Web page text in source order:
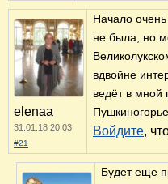
elenaa
31.01.18 20:03
#21
Начало
не была, но
вдвойне
ведёт в мной
Войдите,
Будет еще